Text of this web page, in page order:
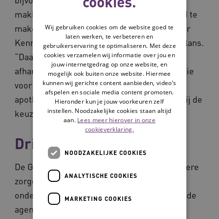
makkelijk om afspraken over duurzaamheid te
maken”, aldusLia Davelaar, directeur cluster
Kennismanagement en -strategie binnen Vilans.
“Daarnaast heb je te maken met allerlei
afhankelijkheden. Denk aan de materialen die
voor een cliënt gebruikt worden, waarbij de
apotheker of zorgverzekeraar bepalend is bij de
keuze.”
Drie assen
De Green Deal 3.0 die Vilans net als veel andere
zorgorganisaties in december 2022
ondertekende, zet diverse onderwerpen op de
agenda, uiteenlopend van (plantaardige)
Wij gebruiken cookies om de website goed te
laten werken, te verbeteren en
gebruikerservaring te optimaliseren. Met deze
cookies verzamelen wij informatie over jou en
jouw internetgedrag op onze website, en
mogelijk ook buiten onze website. Hiermee
kunnen wij gerichte content aanbieden, video’s
afspelen en sociale media content promoten.
Hieronder kun je jouw voorkeuren zelf
instellen. Noodzakelijke cookies staan altijd
aan. Lees meer hierover in onze
cookieverklaring.
NOODZAKELIJKE COOKIES
ANALYTISCHE COOKIES
MARKETING COOKIES